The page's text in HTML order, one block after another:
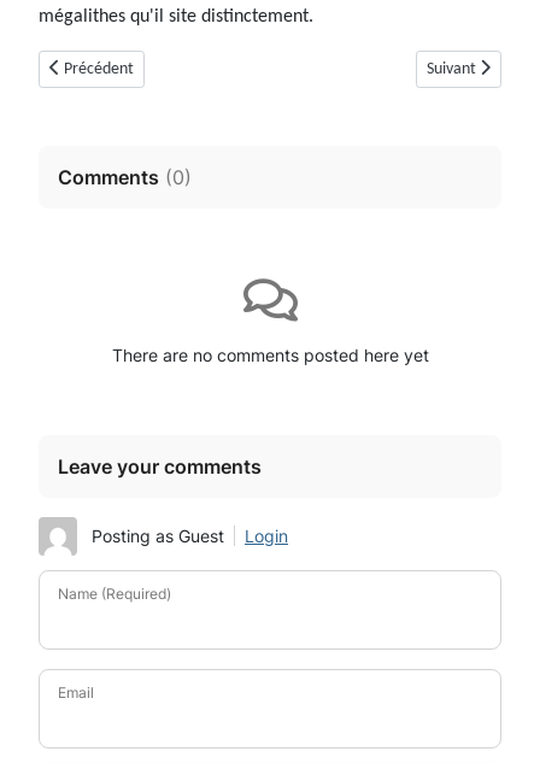
mégalithes qu'il site distinctement.
Article précédent : Dolmen du Colleton (Mons, Var)
Précédent Article suivant :
Suivant
Comments (0)
There are no comments posted here yet
Leave your comments
Posting as Guest Login
Name (Required)
Email